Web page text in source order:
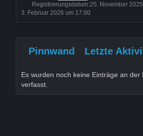
Registrierungsdatum 25. November 2025
3. Februar 2026 um 17:00
Pinnwand Letzte
Es wurden noch keine Einträge an der
verfasst.